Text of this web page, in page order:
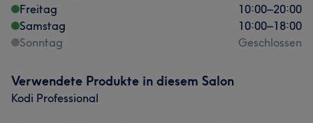
Freitag
10:00–20:00
Samstag
10:00–18:00
Sonntag
Geschlossen
Verwendete Produkte in diesem Salon
Kodi Professional